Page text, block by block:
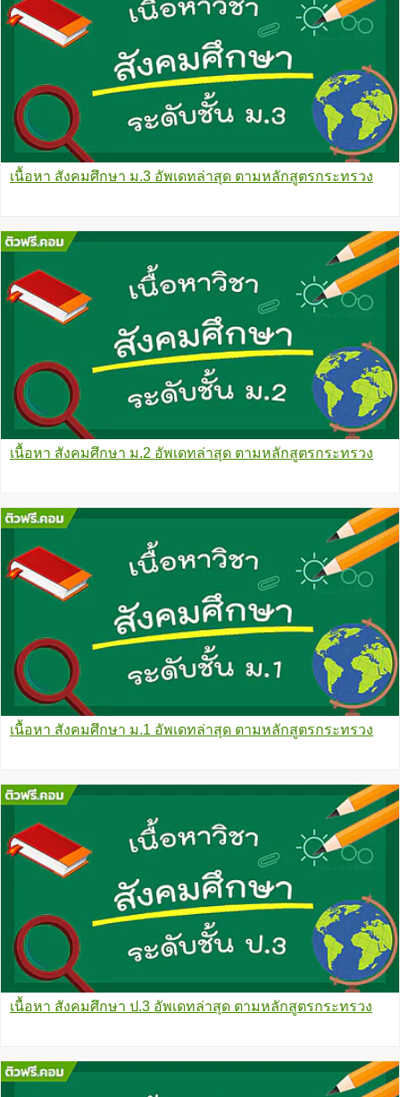
เนื้อหา สังคมศึกษา ม.3 อัพเดทล่าสุด ตามหลักสูตรกระทรวง
เนื้อหา สังคมศึกษา ม.2 อัพเดทล่าสุด ตามหลักสูตรกระทรวง
เนื้อหา สังคมศึกษา ม.1 อัพเดทล่าสุด ตามหลักสูตรกระทรวง
เนื้อหา สังคมศึกษา ป.3 อัพเดทล่าสุด ตามหลักสูตรกระทรวง